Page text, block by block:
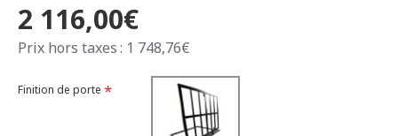
2 116,00€
Prix hors taxes : 1 748,76€
Finition de porte